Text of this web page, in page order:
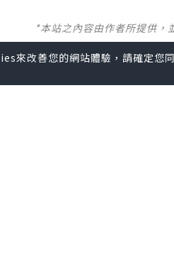
來改善您的網站體驗，請確定您
*本站之內容由作者所提供，
【 U Creator 招募 】